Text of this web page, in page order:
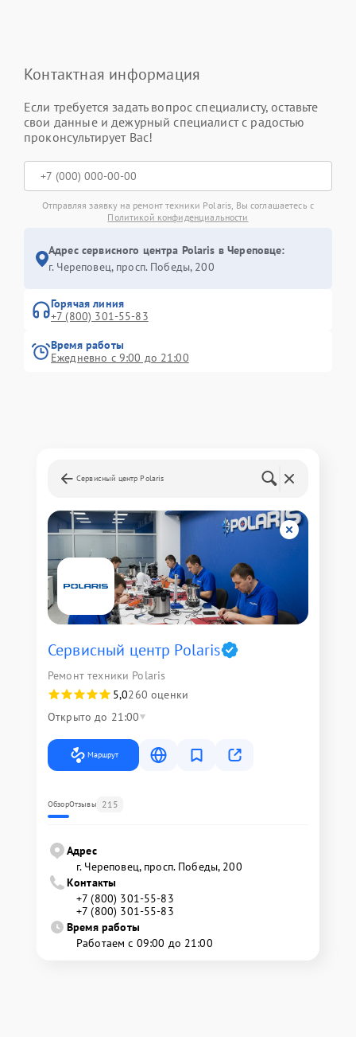
Контактная информация
Если требуется задать вопрос специалисту, оставьте
свои данные и дежурный специалист с радостью
проконсультирует Вас!
Отправляя заявку на ремонт техники Polaris, Вы соглашаетесь с
Политикой конфиденциальности
Адрес сервисного центра Polaris в Череповце:
г. Череповец, просп. Победы, 200
Горячая линия
+7 (800) 301-55-83
Время работы
Ежедневно с 9:00 до 21:00
Сервисный центр Polaris
Сервисный центр Polaris
Ремонт техники Polaris
5,0260 оценки
Открыто до 21:00
Маршрут
ОбзорОтзывы 215
Адрес
г. Череповец, просп. Победы, 200
Контакты
+7 (800) 301-55-83
+7 (800) 301-55-83
Время работы
Работаем с 09:00 до 21:00